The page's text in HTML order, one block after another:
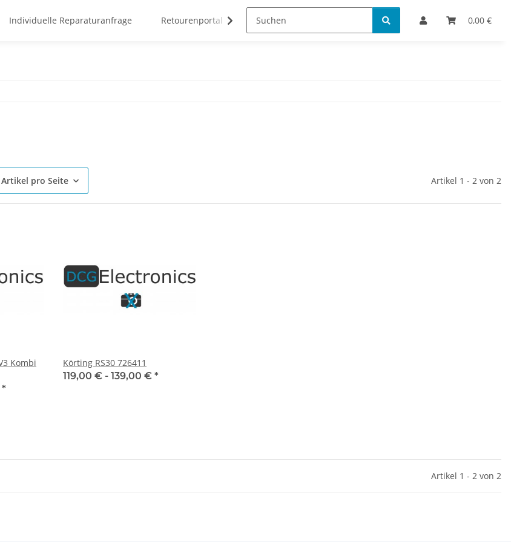
0,00 €
Individuelle Reparaturanfrage Retourenportal Bestellinformationen
Artikel pro Seite Artikel 1 - 2 von 2
Kombi
*
Körting RS30 726411
119,00 € - 139,00 € *
Artikel 1 - 2 von 2